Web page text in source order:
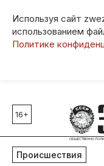
Используя сайт
использованием
Политике
Главные темы
80 лет Победы
Молодежная
16+
Происшествия